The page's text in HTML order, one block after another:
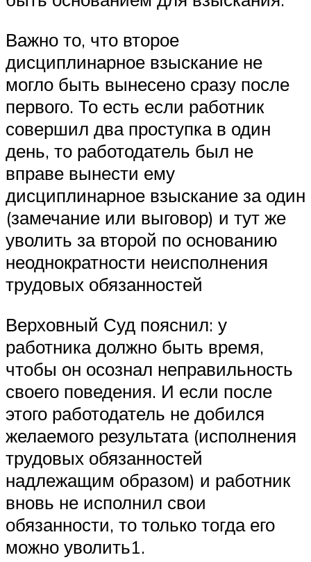
Важно то, что второе
дисциплинарное взыскание не
могло быть вынесено сразу после
первого. То есть если работник
совершил два проступка в один
день, то работодатель был не
вправе вынести ему
дисциплинарное взыскание за один
(замечание или выговор) и тут же
уволить за второй по основанию
неоднократности неисполнения
трудовых обязанностей
Верховный Суд пояснил: у
работника должно быть время,
чтобы он осознал неправильность
своего поведения. И если после
этого работодатель не добился
желаемого результата (исполнения
трудовых обязанностей
надлежащим образом) и работник
вновь не исполнил свои
обязанности, то только тогда его
можно уволить1.